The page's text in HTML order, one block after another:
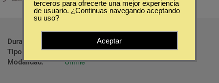
Duración:
Tipo:
Diplomados
Modalidad:
Online
terceros para ofrecerte una mejor experiencia
de usuario. ¿Continuas navegando aceptando
su uso?
Aceptar